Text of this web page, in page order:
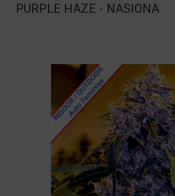
PURPLE HAZE - NASIONA